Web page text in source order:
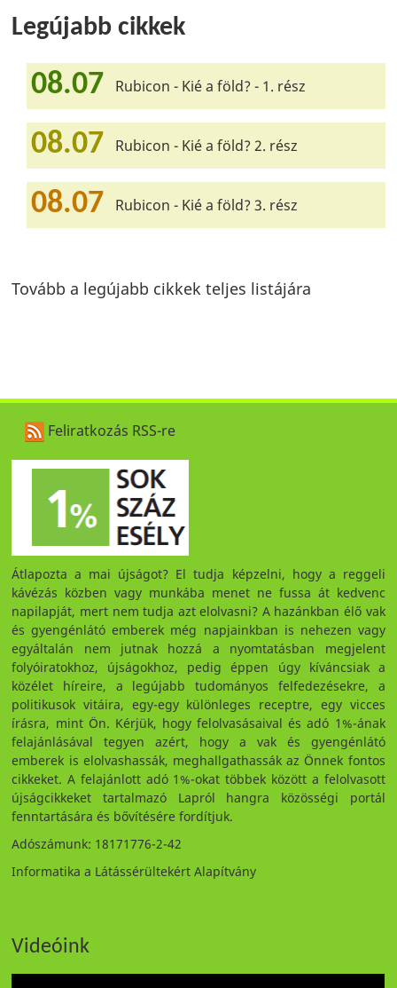
Legújabb cikkek
08.07 Rubicon - Kié a föld? - 1. rész
08.07 Rubicon - Kié a föld? 2. rész
08.07 Rubicon - Kié a föld? 3. rész
Tovább a legújabb cikkek teljes listájára
Feliratkozás RSS-re
Átlapozta a mai újságot? El tudja képzelni, hogy a reggeli
kávézás közben vagy munkába menet ne fussa át kedvenc
napilapját, mert nem tudja azt elolvasni? A hazánkban élő vak
és gyengénlátó emberek még napjainkban is nehezen vagy
egyáltalán nem jutnak hozzá a nyomtatásban megjelent
folyóiratokhoz, újságokhoz, pedig éppen úgy kíváncsiak a
közélet híreire, a legújabb tudományos felfedezésekre, a
politikusok vitáira, egy-egy különleges receptre, egy vicces
írásra, mint Ön. Kérjük, hogy felolvasásaival és adó 1%-ának
felajánlásával tegyen azért, hogy a vak és gyengénlátó
emberek is elolvashassák, meghallgathassák az Önnek fontos
cikkeket. A felajánlott adó 1%-okat többek között a felolvasott
újságcikkeket tartalmazó Lapról hangra közösségi portál
fenntartására és bővítésére fordítjuk.
Adószámunk: 18171776-2-42
Informatika a Látássérültekért Alapítvány
Videóink